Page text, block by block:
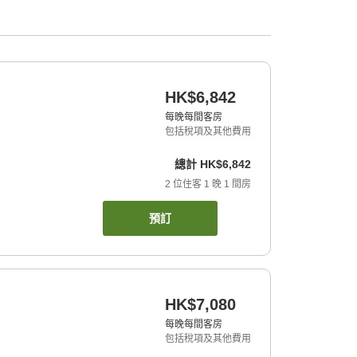
HK$6,842
每晚每間客房
包括稅項及其他費用
總計 HK$6,842
2 位住客 1 晚 1 間房
預訂
HK$7,080
每晚每間客房
包括稅項及其他費用